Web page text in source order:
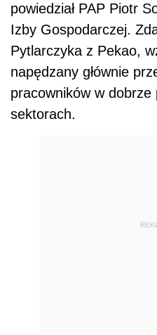
powiedział PAP Piotr
Izby Gospodarczej.
Pytlarczyka z Pekao,
napędzany głównie
pracowników w dobrze
sektorach.